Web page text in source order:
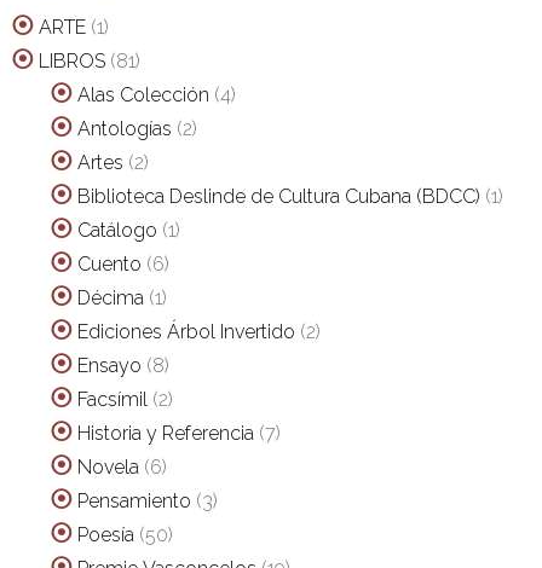
ARTE 11
producto
LIBROS 8181
productos
Alas Colección 44
Antologías 22
Artes 22
productos
Biblioteca Deslinde de Cultura Cubana (BDCC) 11
Catálogo 11
Cuento 66
productos
Décima 11
producto
Ediciones Árbol Invertido 22
Ensayo 88
productos
Facsímil 22
productos
Historia y Referencia 77
Novela 66
productos
Pensamiento 33
Poesía 5050
productos
19